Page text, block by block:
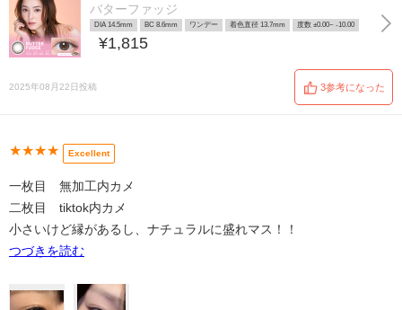
バターファッジ
DIA 14.5mm BC 8.6mm ワンデー 着色直径 13.7mm 度数 ±0.00~ -10.00
¥1,815
2025年08月22日投稿 3参考になった
★★★★ Excellent
一枚目 無加工内カメ
二枚目 tiktok内カメ
小さいけど縁があるし、ナチュラルに盛れマス！！
つづきを読む